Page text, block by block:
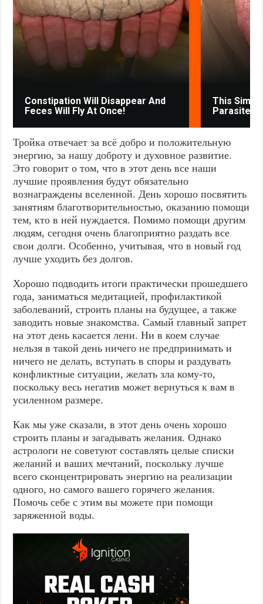
Constipation Will Disappear And
Feces Will Fly At Once!
This
Parasites
Тройка отвечает за всё добро и положительную
энергию, за нашу доброту и духовное развитие.
Это говорит о том, что в этот день все наши
лучшие проявления будут обязательно
вознаграждены вселенной. День хорошо посвятить
занятиям благотворительностью, оказанию помощи
тем, кто в ней нуждается. Помимо помощи другим
людям, сегодня очень благоприятно раздать все
свои долги. Особенно, учитывая, что в новый год
лучше уходить без долгов.
Хорошо подводить итоги практически прошедшего
года, заниматься медитацией, профилактикой
заболеваний, строить планы на будущее, а также
заводить новые знакомства. Самый главный запрет
на этот день касается лени. Ни в коем случае
нельзя в такой день ничего не предпринимать и
ничего не делать, вступать в споры и раздувать
конфликтные ситуации, желать зла кому-то,
поскольку весь негатив может вернуться к вам в
усиленном размере.
Как мы уже сказали, в этот день очень хорошо
строить планы и загадывать желания. Однако
астрологи не советуют составлять целые списки
желаний и ваших мечтаний, поскольку лучше
всего сконцентрировать энергию на реализации
одного, но самого вашего горячего желания.
Помочь себе с этим вы можете при помощи
заряженной воды.